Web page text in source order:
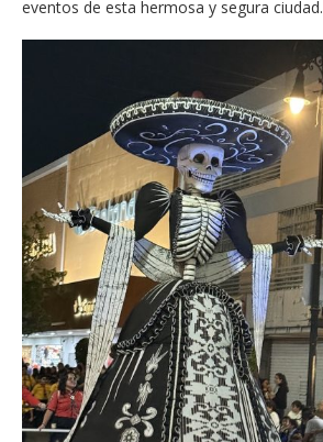
eventos de esta hermosa y segura ciudad.